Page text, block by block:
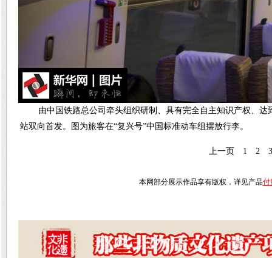
由中国铁路总公司牵头组织研制、具有完全自主知识产权、
站双向首发。图为旅客在“复兴号”中国标准动车组摆放行李。
上一页 1 2 3
本网部分展示作品享有版权，详见产品付